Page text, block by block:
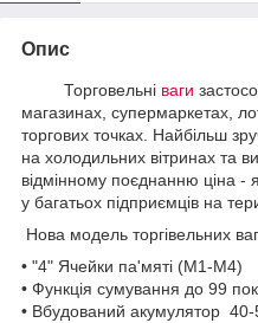
Опис
Торговельні ваги
магазинах, супермаркетах,
торгових точках. Найбільш
на холодильних вітринах та
відмінному поєднанню ціна -
у багатьох підприємців на
Нова модель торгівельних
• "4" Ячейки па'мяті (М1-М4)
• Функція сумування до 99
• Вбудований акумулятор 40-